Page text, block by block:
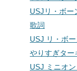
USJリ・ボー
歌詞
USJ リ・ボ
やりすぎター
USJ ミニオ